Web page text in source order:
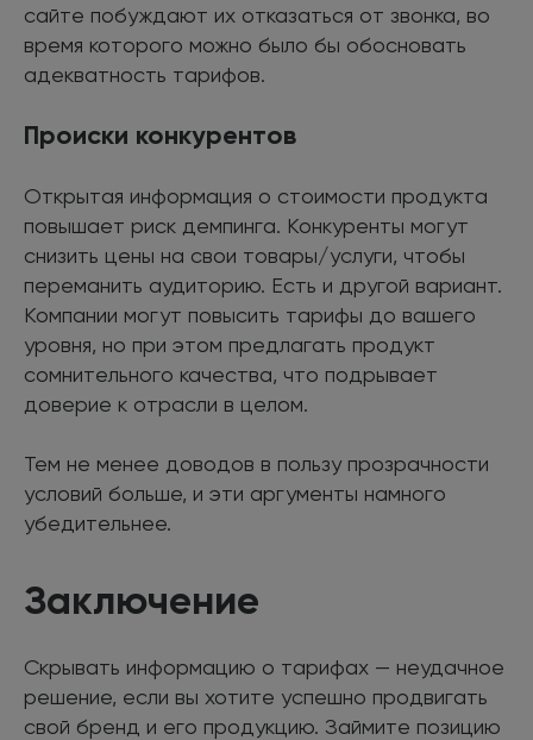
сайте побуждают их отказаться от звонка, во
время которого можно было бы обосновать
адекватность тарифов.
Происки конкурентов
Открытая информация о стоимости продукта
повышает риск демпинга. Конкуренты могут
снизить цены на свои товары/услуги, чтобы
переманить аудиторию. Есть и другой вариант.
Компании могут повысить тарифы до вашего
уровня, но при этом предлагать продукт
сомнительного качества, что подрывает
доверие к отрасли в целом.
Тем не менее доводов в пользу прозрачности
условий больше, и эти аргументы намного
убедительнее.
Заключение
Скрывать информацию о тарифах — неудачное
решение, если вы хотите успешно продвигать
свой бренд и его продукцию. Займите позицию